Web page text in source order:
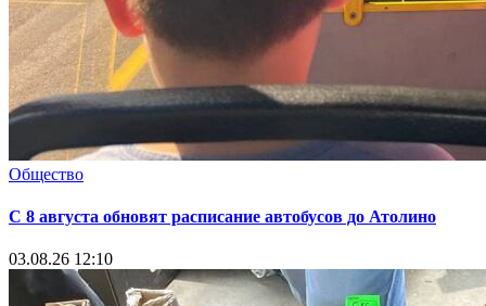
Общество
С 8 августа обновят расписание автобусов до Атолино
03.08.26 12:10